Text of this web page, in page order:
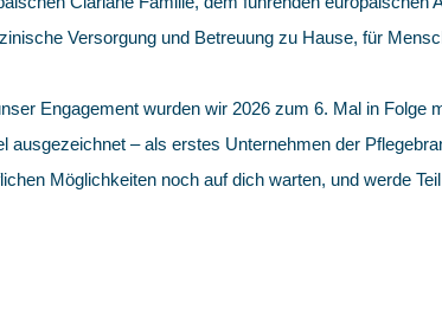
Versorgung und Betreuung zu Hause, für
Engagement wurden wir 2026 zum 6. Mal in Folge
ausgezeichnet – als erstes Unternehmen der
Möglichkeiten noch auf dich warten, und werde